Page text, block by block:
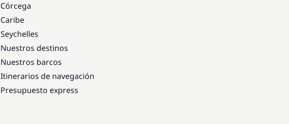
Córcega
Caribe
Seychelles
Nuestros destinos
Nuestros barcos
Itinerarios de navegación
Presupuesto express